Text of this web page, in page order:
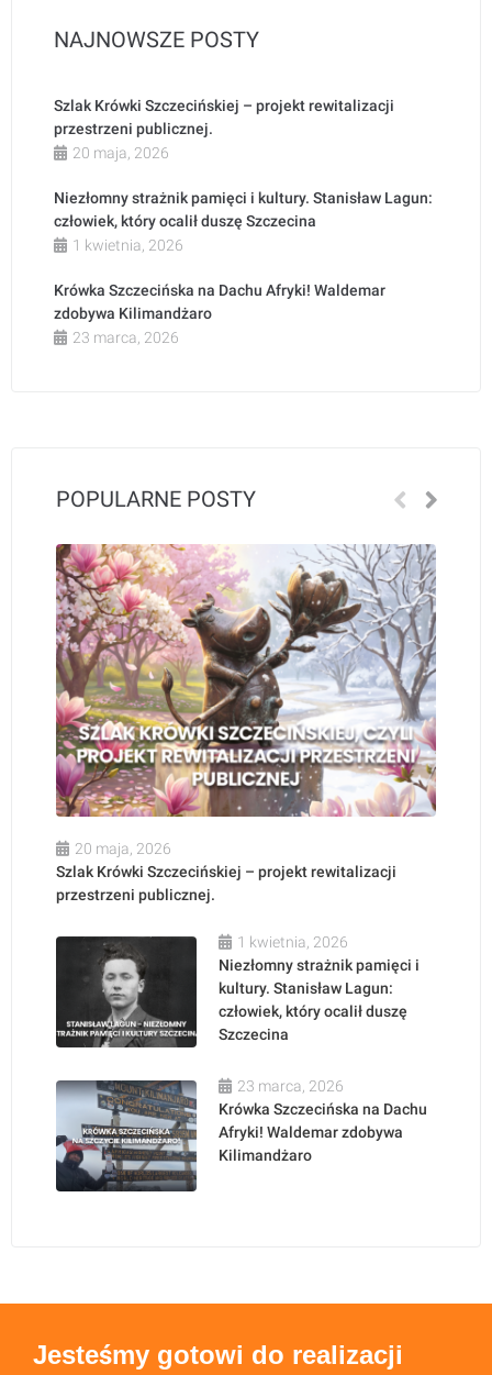
NAJNOWSZE POSTY
Szlak Krówki Szczecińskiej – projekt rewitalizacji
przestrzeni publicznej.
20 maja, 2026
Niezłomny strażnik pamięci i kultury. Stanisław Lagun:
człowiek, który ocalił duszę Szczecina
1 kwietnia, 2026
Krówka Szczecińska na Dachu Afryki! Waldemar
zdobywa Kilimandżaro
23 marca, 2026
POPULARNE POSTY
20 maja, 2026
Szlak Krówki Szczecińskiej – projekt rewitalizacji
przestrzeni publicznej.
1 kwietnia, 2026
Niezłomny strażnik pamięci i
kultury. Stanisław Lagun:
człowiek, który ocalił duszę
Szczecina
23 marca, 2026
Krówka Szczecińska na Dachu
Afryki! Waldemar zdobywa
Kilimandżaro
Jesteśmy gotowi do realizacji